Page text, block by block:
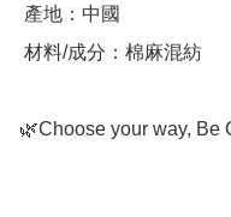
🌿Choose your way, Be